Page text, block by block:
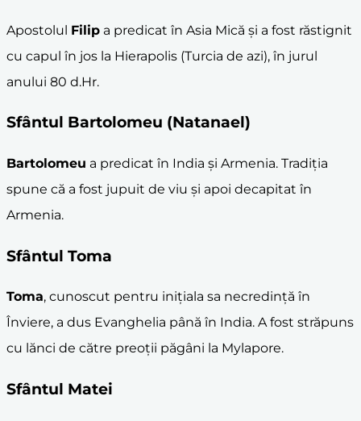
Apostolul Filip a predicat în Asia Mică și a fost răstignit
cu capul în jos la Hierapolis (Turcia de azi), în jurul
anului 80 d.Hr.
Sfântul Bartolomeu (Natanael)
Bartolomeu a predicat în India și Armenia. Tradiția
spune că a fost jupuit de viu și apoi decapitat în
Armenia.
Sfântul Toma
Toma, cunoscut pentru inițiala sa necredință în
Înviere, a dus Evanghelia până în India. A fost străpuns
cu lănci de către preoții păgâni la Mylapore.
Sfântul Matei